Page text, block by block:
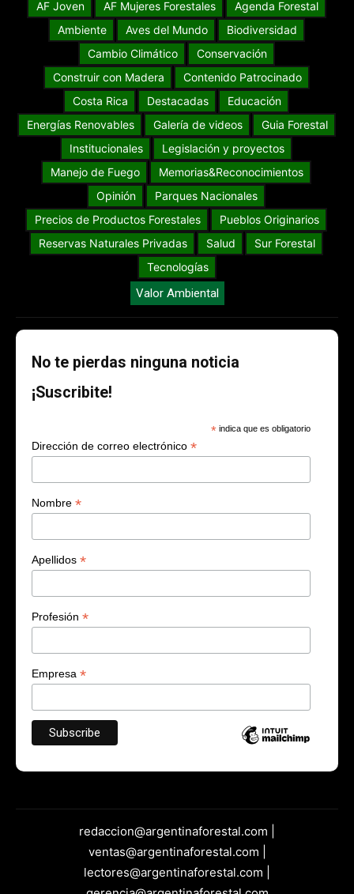
AF Joven AF Mujeres Forestales
Agenda Forestal
Ambiente
Aves del Mundo
Biodiversidad
Cambio Climático
Conservación
Construir con Madera
Contenido Patrocinado
Costa Rica
Destacadas
Educación
Energías Renovables
Galería de videos
Guia Forestal
Institucionales
Legislación y proyectos
Manejo de Fuego
Memorias&Reconocimientos
Opinión
Parques Nacionales
Precios de Productos Forestales
Pueblos Originarios
Reservas Naturales Privadas
Salud
Sur Forestal
Tecnologías
Valor Ambiental
No te pierdas ninguna noticia
¡Suscribite!
* indica que es obligatorio
Dirección de correo electrónico *
Nombre *
Apellidos *
Profesión *
Empresa *
redaccion@argentinaforestal.com |
ventas@argentinaforestal.com |
lectores@argentinaforestal.com |